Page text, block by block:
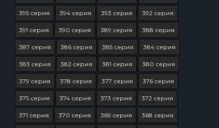
395 серия 394 серия 393 серия 392 серия
391 серия 390 серия 389 серия 388 серия
387 серия 386 серия 385 серия 384 серия
383 серия 382 серия 381 серия 380 серия
379 серия 378 серия 377 серия 376 серия
375 серия 374 серия 373 серия 372 серия
371 серия 370 серия 369 серия 368 серия